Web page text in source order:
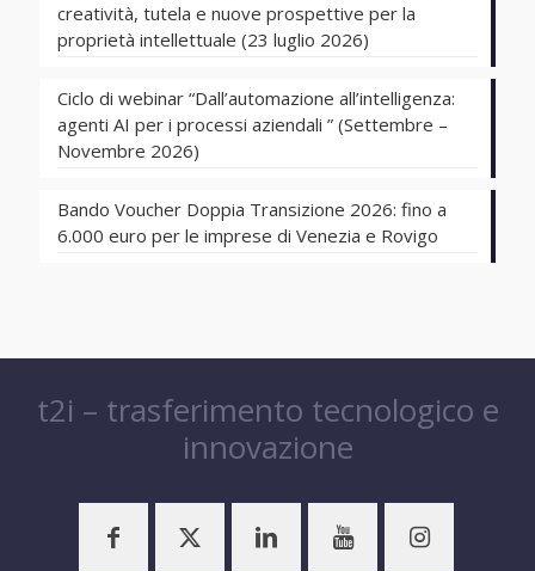
creatività, tutela e nuove prospettive per la
proprietà intellettuale (23 luglio 2026)
Ciclo di webinar “Dall’automazione all’intelligenza:
agenti AI per i processi aziendali ” (Settembre –
Novembre 2026)
Bando Voucher Doppia Transizione 2026: fino a
6.000 euro per le imprese di Venezia e Rovigo
t2i – trasferimento tecnologico e
innovazione